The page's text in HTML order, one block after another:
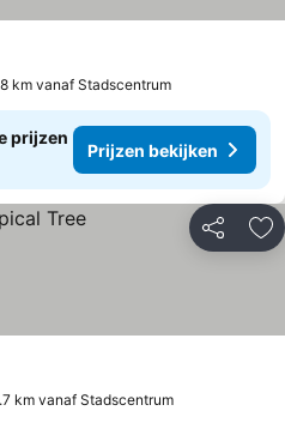
km vanaf Stadscentrum
prijzen
Prijzen bekijken
Delen
km vanaf Stadscentrum